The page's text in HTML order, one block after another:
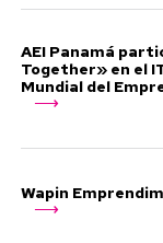
AEI Panamá
Together» en el
Mundial del
Wapin